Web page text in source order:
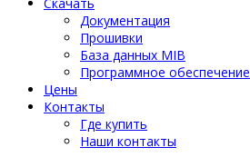
Документация
Прошивки
База данных MIB
Программное обеспечение
Цены
Контакты
Где купить
Наши контакты